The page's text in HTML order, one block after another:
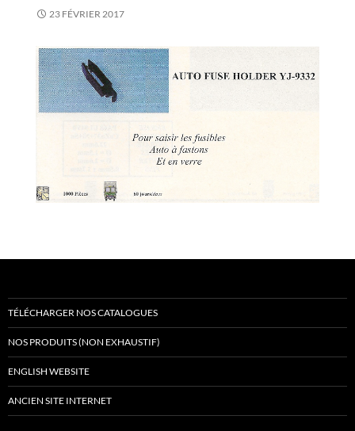
23 FÉVRIER 2017
TÉLÉCHARGER NOS CATALOGUES
NOS PRODUITS (NON EXHAUSTIF)
ENGLISH WEBSITE
ANCIEN SITE INTERNET